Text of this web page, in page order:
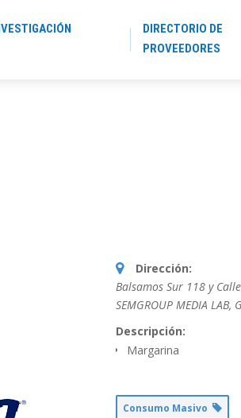
DIRECTORIO DE
PROVEEDORES
Dirección:
Balsamos Sur 118 y
SEMGROUP MEDIA LAB,
Descripción:
Margarina
Consumo Masivo